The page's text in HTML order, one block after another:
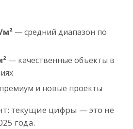
м²— средний диапазон по
— качественные объекты в
и новые проекты
текущие цифры — это не
года.